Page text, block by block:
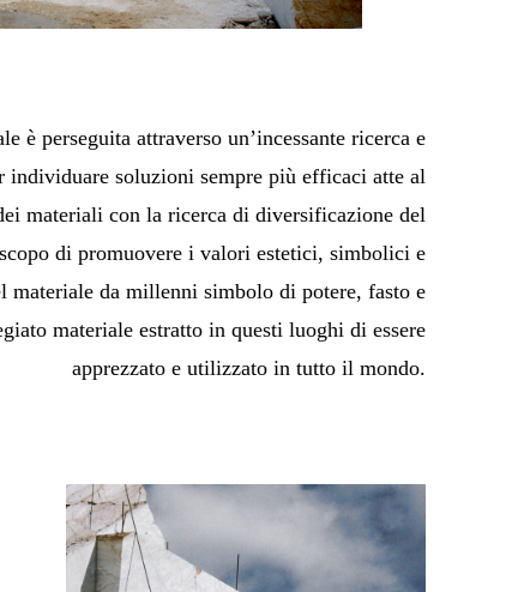
è perseguita attraverso un’incessante ricerca e
individuare soluzioni sempre più efficaci atte al
materiali con la ricerca di diversificazione del
di promuovere i valori estetici, simbolici e
da millenni simbolo di potere, fasto e
materiale estratto in questi luoghi di essere
apprezzato e utilizzato in tutto il mondo.